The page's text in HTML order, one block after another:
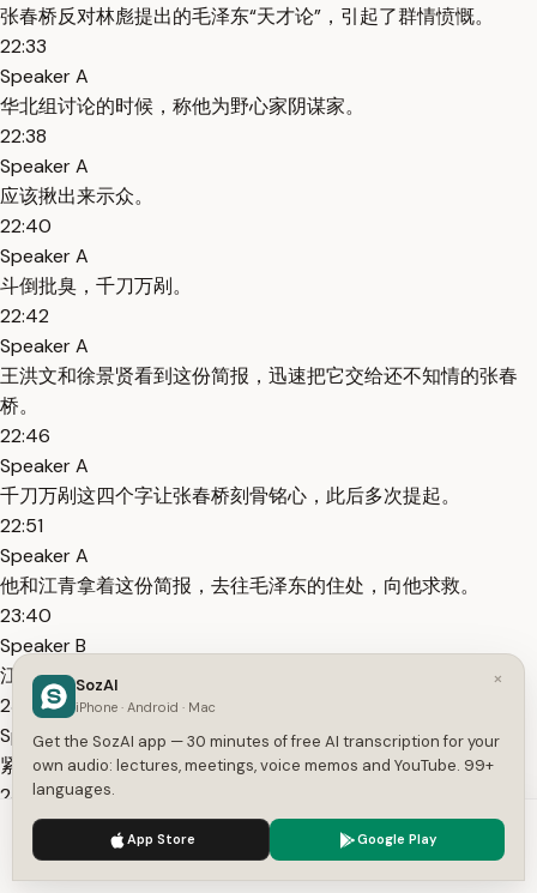
张春桥反对林彪提出的毛泽东“天才论”，引起了群情愤慨。
22:33
Speaker A
华北组讨论的时候，称他为野心家阴谋家。
22:38
Speaker A
应该揪出来示众。
22:40
Speaker A
斗倒批臭，千刀万剐。
22:42
Speaker A
王洪文和徐景贤看到这份简报，迅速把它交给还不知情的张春
桥。
22:46
Speaker A
千刀万剐这四个字让张春桥刻骨铭心，此后多次提起。
22:51
Speaker A
他和江青拿着这份简报，去往毛泽东的住处，向他求救。
23:40
Speaker B
江青带着张春桥、姚文元，8月25号到毛主席那儿去。
23:43
Speaker B
紧急求见毛啊。
23:45
Speaker B
张姚都下跪啊，大哭，据说把毛的那个裤腿都哭湿了都。
23:51
We use cookies to enhance your experience.
×
SozAI
iPhone · Android · Mac
Get the SozAI app — 30 minutes of free AI transcription for your
own audio: lectures, meetings, voice memos and YouTube. 99+
languages.
App Store Google Play